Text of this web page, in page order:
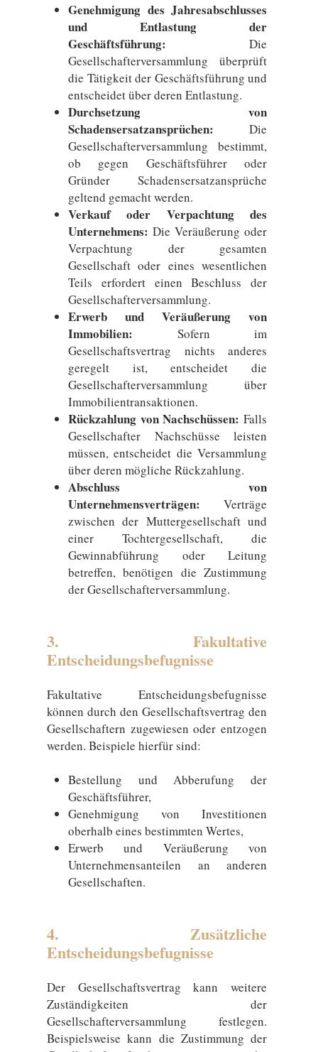
Genehmigung des Jahresabschlusses
und Entlastung der
Geschäftsführung: Die
Gesellschafterversammlung überprüft
die Tätigkeit der Geschäftsführung und
entscheidet über deren Entlastung.
Durchsetzung von
Schadensersatzansprüchen: Die
Gesellschafterversammlung bestimmt,
ob gegen Geschäftsführer oder
Gründer Schadensersatzansprüche
geltend gemacht werden.
Verkauf oder Verpachtung des
Unternehmens: Die Veräußerung oder
Verpachtung der gesamten
Gesellschaft oder eines wesentlichen
Teils erfordert einen Beschluss der
Gesellschafterversammlung.
Erwerb und Veräußerung von
Immobilien: Sofern im
Gesellschaftsvertrag nichts anderes
geregelt ist, entscheidet die
Gesellschafterversammlung über
Immobilientransaktionen.
Rückzahlung von Nachschüssen: Falls
Gesellschafter Nachschüsse leisten
müssen, entscheidet die Versammlung
über deren mögliche Rückzahlung.
Abschluss von
Unternehmensverträgen: Verträge
zwischen der Muttergesellschaft und
einer Tochtergesellschaft, die
Gewinnabführung oder Leitung
betreffen, benötigen die Zustimmung
der Gesellschafterversammlung.
3. Fakultative
Entscheidungsbefugnisse
Fakultative Entscheidungsbefugnisse
können durch den Gesellschaftsvertrag den
Gesellschaftern zugewiesen oder entzogen
werden. Beispiele hierfür sind:
Bestellung und Abberufung der
Geschäftsführer,
Genehmigung von Investitionen
oberhalb eines bestimmten Wertes,
Erwerb und Veräußerung von
Unternehmensanteilen an anderen
Gesellschaften.
4. Zusätzliche
Entscheidungsbefugnisse
Der Gesellschaftsvertrag kann weitere
Zuständigkeiten der
Gesellschafterversammlung festlegen.
Beispielsweise kann die Zustimmung der